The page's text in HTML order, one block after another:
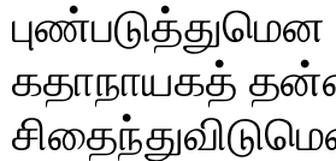
கதாநாயகத்